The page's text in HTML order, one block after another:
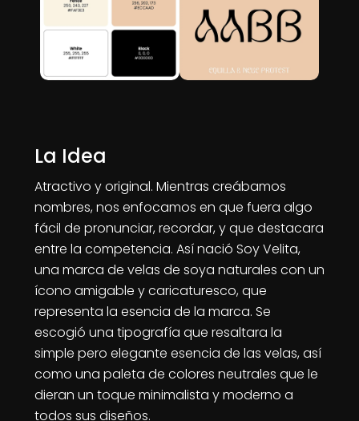
La Idea
Atractivo y original. Mientras creábamos
nombres, nos enfocamos en que fuera algo
fácil de pronunciar, recordar, y que destacara
entre la competencia. Así nació Soy Velita,
una marca de velas de soya naturales con un
ícono amigable y caricaturesco, que
representa la esencia de la marca. Se
escogió una tipografía que resaltara la
simple pero elegante esencia de las velas, así
como una paleta de colores neutrales que le
dieran un toque minimalista y moderno a
todos sus diseños.